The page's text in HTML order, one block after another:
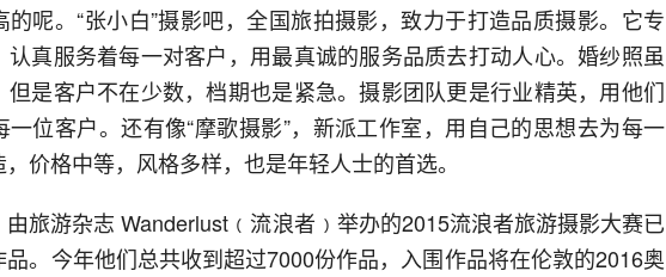
呢。“张小白”摄影吧，全国旅拍摄影，致力于打造品质摄影。它专
认真服务着每一对客户，用最真诚的服务品质去打动人心。婚纱照虽
但是客户不在少数，档期也是紧急。摄影团队更是行业精英，用他们
一位客户。还有像“摩歌摄影”，新派工作室，用自己的思想去为每一
价格中等，风格多样，也是年轻人士的首选。
旅游杂志 Wanderlust﹙流浪者﹚举办的2015流浪者旅游摄影大赛已
。今年他们总共收到超过7000份作品，入围作品将在伦敦的2016奥